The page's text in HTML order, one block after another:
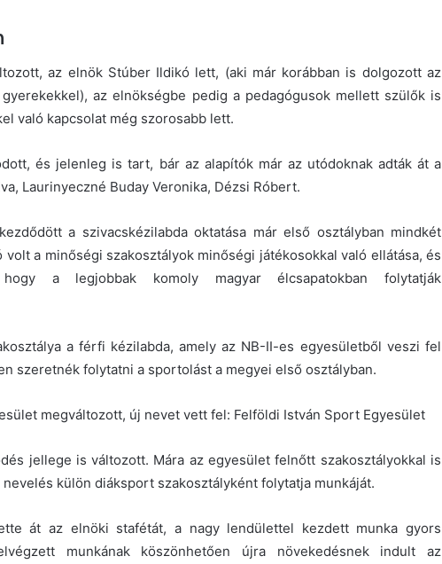
az elnök Stúber Ildikó lett, (aki már korábban is dolgozott az
az elnökségbe pedig a pedagógusok mellett szülők is
való kapcsolat még szorosabb lett.
és jelenleg is tart, bár az alapítók már az utódoknak adták át a
Laurinyeczné Buday Veronika, Dézsi Róbert.
a szivacskézilabda oktatása már első osztályban mindkét
a minőségi szakosztályok minőségi játékosokkal való ellátása, és
a legjobbak komoly magyar élcsapatokban folytatják
a férfi kézilabda, amely az NB-II-es egyesületből veszi fel
szeretnék folytatni a sportolást a megyei első osztályban.
megváltozott, új nevet vett fel: Felföldi István Sport Egyesület
jellege is változott. Mára az egyesület felnőtt szakosztályokkal is
külön diáksport szakosztályként folytatja munkáját.
át az elnöki stafétát, a nagy lendülettel kezdett munka gyors
munkának köszönhetően újra növekedésnek indult az